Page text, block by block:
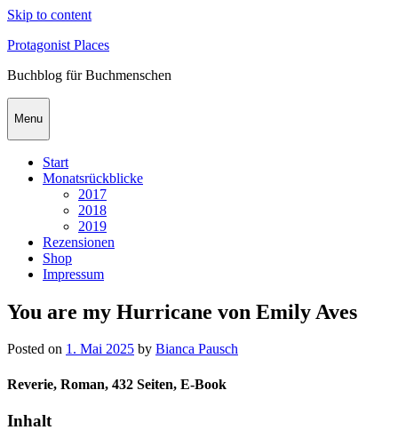
Skip to content
Protagonist Places
Buchblog für Buchmenschen
Menu
Start
Monatsrückblicke
2017
2018
2019
Rezensionen
Shop
Impressum
You are my Hurricane von Emily Aves
Posted on 1. Mai 2025 by Bianca Pausch
Reverie, Roman, 432 Seiten, E-Book
Inhalt